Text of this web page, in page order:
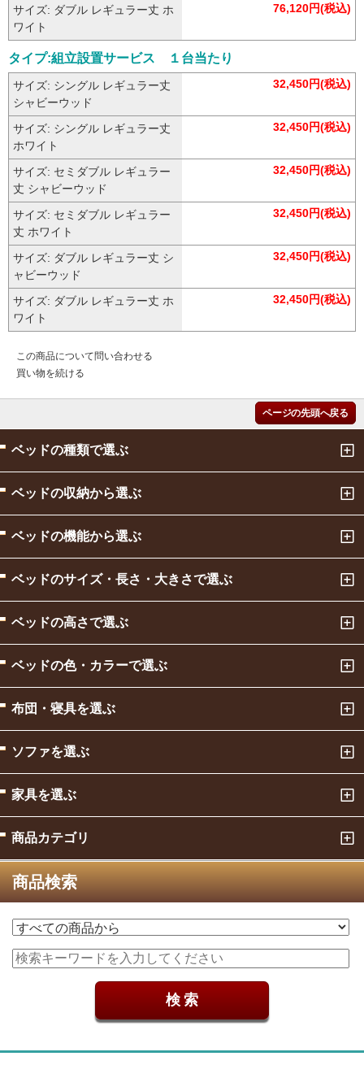
サイズ: ダブル レギュラー丈 ホ
ワイト
76,120円(税込)
タイプ:組立設置サービス １台当たり
サイズ: シングル レギュラー丈
シャビーウッド
32,450円(税込)
サイズ: シングル レギュラー丈
ホワイト
32,450円(税込)
サイズ: セミダブル レギュラー
丈 シャビーウッド
32,450円(税込)
サイズ: セミダブル レギュラー
丈 ホワイト
32,450円(税込)
サイズ: ダブル レギュラー丈 シ
ャビーウッド
32,450円(税込)
サイズ: ダブル レギュラー丈 ホ
ワイト
32,450円(税込)
この商品について問い合わせる
買い物を続ける
ページの先頭へ戻る
ベッドの種類で選ぶ
ベッドの収納から選ぶ
ベッドの機能から選ぶ
ベッドのサイズ・長さ・大きさで選ぶ
ベッドの高さで選ぶ
ベッドの色・カラーで選ぶ
布団・寝具を選ぶ
ソファを選ぶ
家具を選ぶ
商品カテゴリ
商品検索